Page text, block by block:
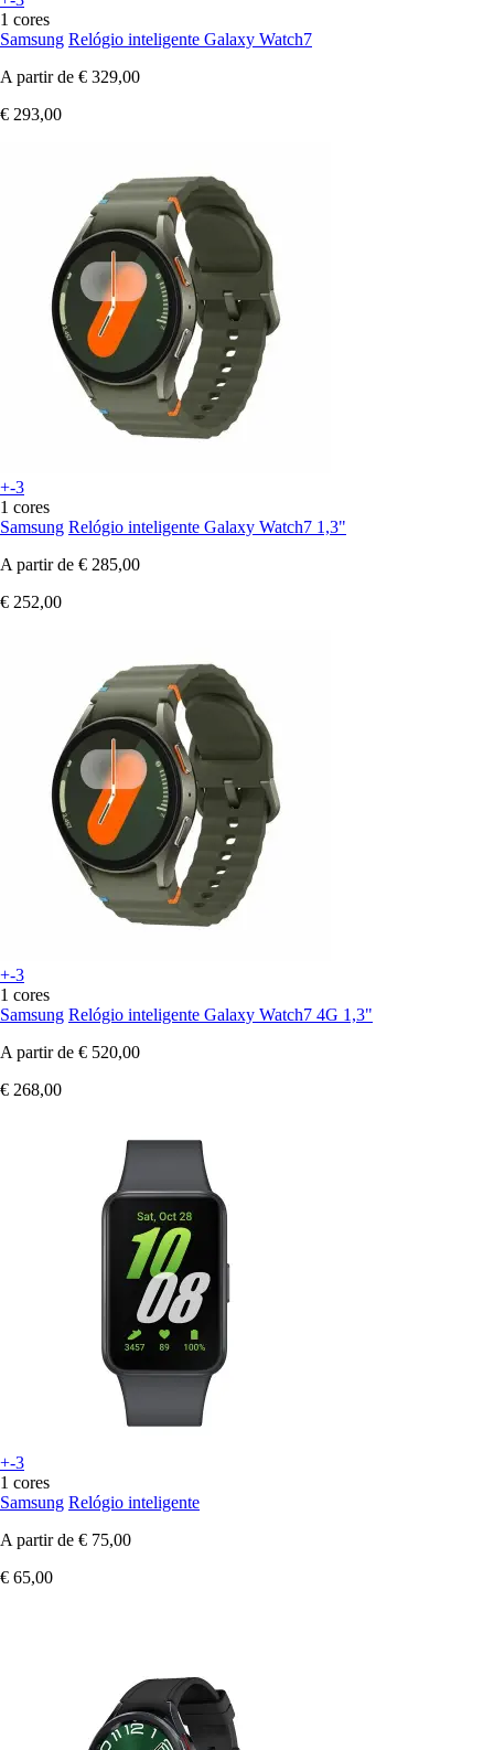
1 cores
Samsung Relógio inteligente Galaxy Watch7
A partir de € 329,00
€ 293,00
+-3
1 cores
Samsung Relógio inteligente Galaxy Watch7 1,3"
A partir de € 285,00
€ 252,00
+-3
1 cores
Samsung Relógio inteligente Galaxy Watch7 4G 1,3"
A partir de € 520,00
€ 268,00
+-3
1 cores
Samsung Relógio inteligente
A partir de € 75,00
€ 65,00